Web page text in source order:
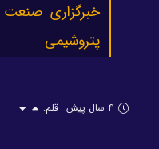
خبرگزاری
پتروشیمی
۴ سال پیش قلم: